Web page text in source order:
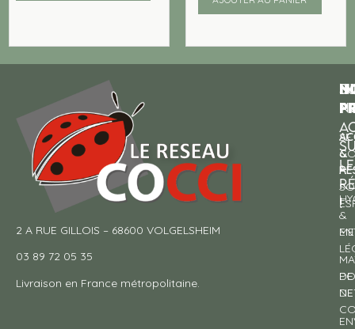
2 A RUE GILLOIS – 68600 VOLGELSHEIM
03 89 72 05 35
Livraison en France métropolitaine.
&
&
DE
SE
À
DE
!